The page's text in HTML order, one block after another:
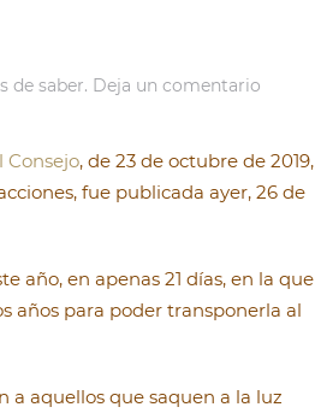
de saber. Deja un comentario
Consejo, de 23 de octubre de 2019,
fue publicada ayer, 26 de
año, en apenas 21 días, en la que
años para poder transponerla al
a aquellos que saquen a la luz